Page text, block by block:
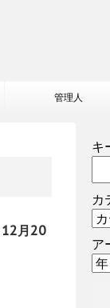
管理人
月20
キ
カ
ア